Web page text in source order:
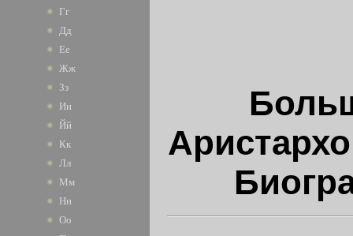
Гг
Дд
Ее
Жж
Зз
Ии
Йй
Кк
Лл
Мм
Нн
Оо